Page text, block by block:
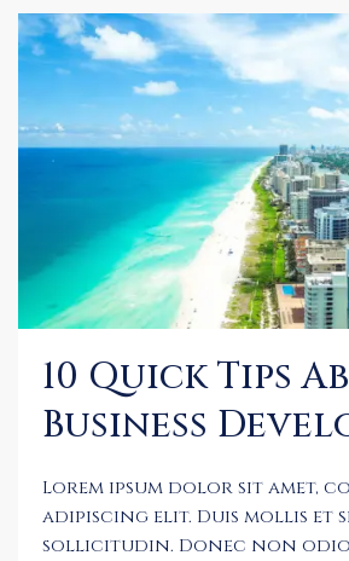
10 Quick Tips
Business
Lorem ipsum dolor sit amet,
adipiscing elit. Duis mollis et
sollicitudin. Donec non odio